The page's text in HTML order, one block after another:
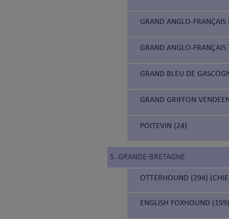
GRAND ANGLO-
GRAND ANGLO-
GRAND BLEU DE
GRAND GRIFFON
POITEVIN (24)
5. GRANDE-BRETAGNE
OTTERHOUND (294)
ENGLISH FOXHOUND (159)